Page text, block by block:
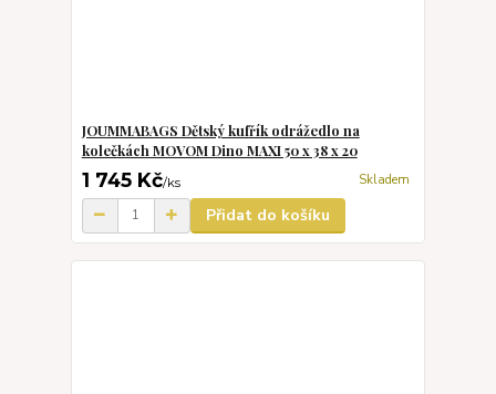
JOUMMABAGS Dětský kufřík odrážedlo na
kolečkách MOVOM Dino MAXI 50 x 38 x 20
1 745 Kč/ks Skladem
Přidat do košíku